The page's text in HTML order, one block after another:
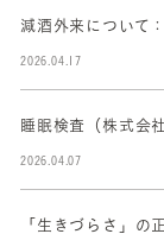
減酒外来について
2026.04.17
睡眠検査（株式会
2026.04.07
「生きづらさ」の